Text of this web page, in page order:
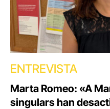
ENTREVISTA
Marta Romeo: «A
singulars han